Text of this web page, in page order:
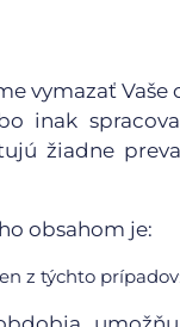
vymazať Vaše
inak
žiadne
obsahom je:
z týchto